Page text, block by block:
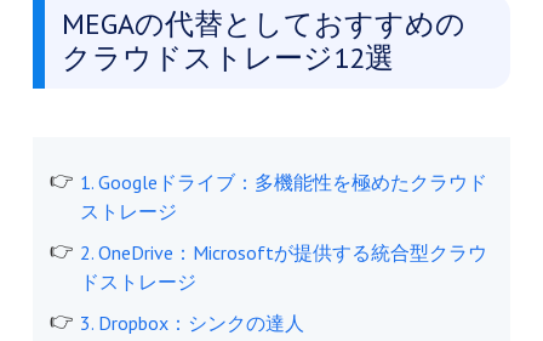
MEGAの代替としておすすめの
クラウドストレージ12選
1. Googleドライブ：多機能性を極めたクラウド
ストレージ
2. OneDrive：Microsoftが提供する統合型クラウ
ドストレージ
3. Dropbox：シンクの達人